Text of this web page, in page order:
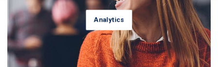
Analytics
CASE STUDIES